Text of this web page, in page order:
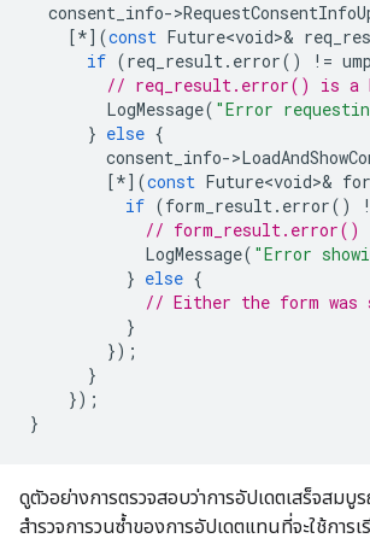
consent_info->
[*](const Future<void>&
if (req_result. error() != ump
// req_result.error() is a
LogMessage( "Error
} else {
consent_info->
[*](const Future<void>&
if (form_result. error()
// form_result.error()
LogMessage( "Error
} else {
// Either the form was
}
});
}
});
}
ดูตัวอย่างการตรวจสอบว่าการอัปเดตเสร็จสมบู
สำรวจการวนซ้ำของการอัปเดตแทนที่จะใช้การ